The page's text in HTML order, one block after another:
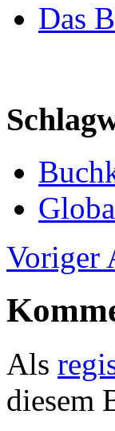
Das
Voriger
Als
diesem